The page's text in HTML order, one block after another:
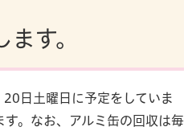
す。
日土曜日に予定をしていま
。なお、アルミ缶の回収は毎